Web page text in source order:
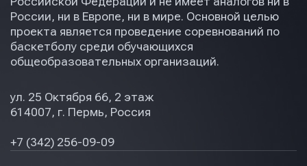
России, ни в Европе, ни в мире. Основной целью
проекта является проведение соревнований по
баскетболу среди обучающихся
общеобразовательных организаций.
ул. 25 Октября 66, 2 этаж
614007, г. Пермь, Россия
+7 (342) 256-09-09